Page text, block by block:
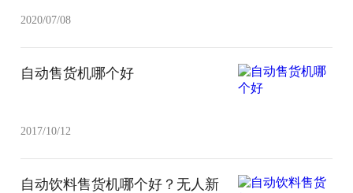
2020/07/08
自动售货机哪个好
2017/10/12
自动饮料售货机哪个好？无人新